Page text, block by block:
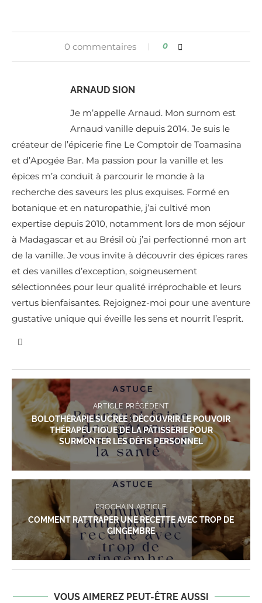
0 commentaires 0
ARNAUD SION
Je m’appelle Arnaud. Mon surnom est
Arnaud vanille depuis 2014. Je suis le
créateur de l’épicerie fine Le Comptoir de Toamasina
et d’Apogée Bar. Ma passion pour la vanille et les
épices m’a conduit à parcourir le monde à la
recherche des saveurs les plus exquises. Formé en
botanique et en naturopathie, j’ai cultivé mon
expertise depuis 2010, notamment lors de mon séjour
à Madagascar et au Brésil où j’ai perfectionné mon art
de la vanille. Je vous invite à découvrir des épices rares
et des vanilles d’exception, soigneusement
sélectionnées pour leur qualité irréprochable et leurs
vertus bienfaisantes. Rejoignez-moi pour une aventure
gustative unique qui éveille les sens et nourrit l’esprit.
ARTICLE PRÉCÉDENT
BOLOTHÉRAPIE SUCRÉE : DÉCOUVRIR LE POUVOIR
THÉRAPEUTIQUE DE LA PÂTISSERIE POUR
SURMONTER LES DÉFIS PERSONNEL
PROCHAIN ARTICLE
COMMENT RATTRAPER UNE RECETTE AVEC TROP DE
GINGEMBRE
VOUS AIMEREZ PEUT-ÊTRE AUSSI